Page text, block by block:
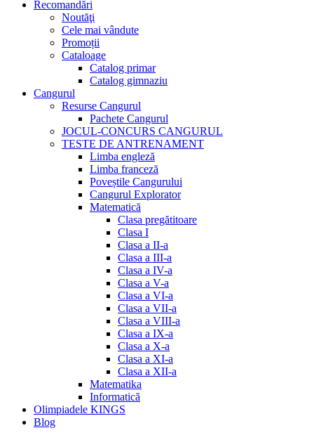
Recomandări
Noutăţi
Cele mai vândute
Promoții
Cataloage
Catalog primar
Catalog gimnaziu
Cangurul
Resurse Cangurul
Pachete Cangurul
JOCUL-CONCURS CANGURUL
TESTE DE ANTRENAMENT
Limba engleză
Limba franceză
Poveștile Cangurului
Cangurul Explorator
Matematică
Clasa pregătitoare
Clasa I
Clasa a II-a
Clasa a III-a
Clasa a IV-a
Clasa a V-a
Clasa a VI-a
Clasa a VII-a
Clasa a VIII-a
Clasa a IX-a
Clasa a X-a
Clasa a XI-a
Clasa a XII-a
Matematika
Informatică
Olimpiadele KINGS
Blog